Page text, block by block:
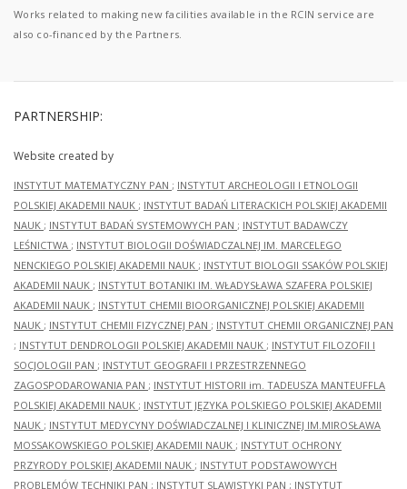
Works related to making new facilities available in the RCIN service are
also co-financed by the Partners.
PARTNERSHIP:
Website created by
INSTYTUT MATEMATYCZNY PAN ; INSTYTUT ARCHEOLOGII I ETNOLOGII
POLSKIEJ AKADEMII NAUK ; INSTYTUT BADAŃ LITERACKICH POLSKIEJ AKADEMII
NAUK ; INSTYTUT BADAŃ SYSTEMOWYCH PAN ; INSTYTUT BADAWCZY
LEŚNICTWA ; INSTYTUT BIOLOGII DOŚWIADCZALNEJ IM. MARCELEGO
NENCKIEGO POLSKIEJ AKADEMII NAUK ; INSTYTUT BIOLOGII SSAKÓW POLSKIEJ
AKADEMII NAUK ; INSTYTUT BOTANIKI IM. WŁADYSŁAWA SZAFERA POLSKIEJ
AKADEMII NAUK ; INSTYTUT CHEMII BIOORGANICZNEJ POLSKIEJ AKADEMII
NAUK ; INSTYTUT CHEMII FIZYCZNEJ PAN ; INSTYTUT CHEMII ORGANICZNEJ PAN
; INSTYTUT DENDROLOGII POLSKIEJ AKADEMII NAUK ; INSTYTUT FILOZOFII I
SOCJOLOGII PAN ; INSTYTUT GEOGRAFII I PRZESTRZENNEGO
ZAGOSPODAROWANIA PAN ; INSTYTUT HISTORII im. TADEUSZA MANTEUFFLA
POLSKIEJ AKADEMII NAUK ; INSTYTUT JĘZYKA POLSKIEGO POLSKIEJ AKADEMII
NAUK ; INSTYTUT MEDYCYNY DOŚWIADCZALNEJ I KLINICZNEJ IM.MIROSŁAWA
MOSSAKOWSKIEGO POLSKIEJ AKADEMII NAUK ; INSTYTUT OCHRONY
PRZYRODY POLSKIEJ AKADEMII NAUK ; INSTYTUT PODSTAWOWYCH
PROBLEMÓW TECHNIKI PAN ; INSTYTUT SLAWISTYKI PAN ; INSTYTUT